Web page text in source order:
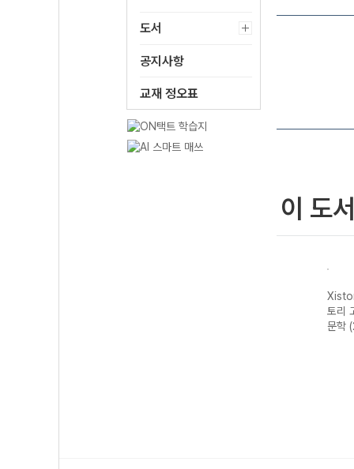
도서
공지사항
교재 정오표
이 도
토리
문학